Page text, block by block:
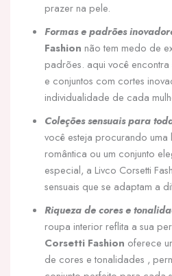
prazer na pele.
Formas e padrões
Fashion não tem medo de
padrões. aqui você
e conjuntos com cortes
individualidade de cada
Coleções sensuais para
você esteja procurando uma
romântica ou um conjunto
especial, a Livco Corsetti
sensuais que se adaptam a
Riqueza de cores e
roupa interior reflita a sua
Corsetti Fashion oferece
de cores e tonalidades ,